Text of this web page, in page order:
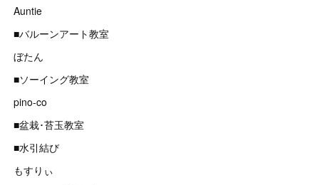
Auntie
■バルーンアート教室
ぼたん
■ソーイング教室
pino-co
■盆栽･苔玉教室
■水引結び
もすりぃ